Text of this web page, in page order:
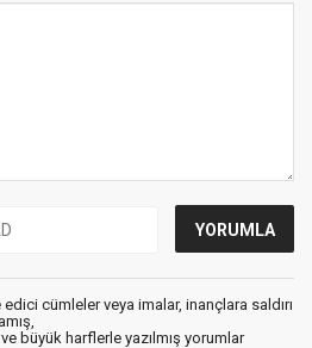
cümleler veya imalar, inançlara saldırı
büyük harflerle yazılmış yorumlar